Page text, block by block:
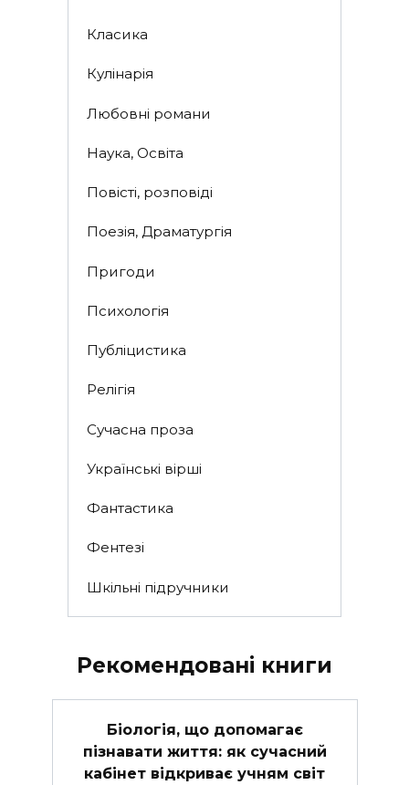
Класика
Кулінарія
Любовні романи
Наука, Освіта
Повісті, розповіді
Поезія, Драматургія
Пригоди
Психологія
Публіцистика
Релігія
Сучасна проза
Українські вірші
Фантастика
Фентезі
Шкільні підручники
Рекомендовані книги
Біологія, що допомагає
пізнавати життя: як сучасний
кабінет відкриває учням світ